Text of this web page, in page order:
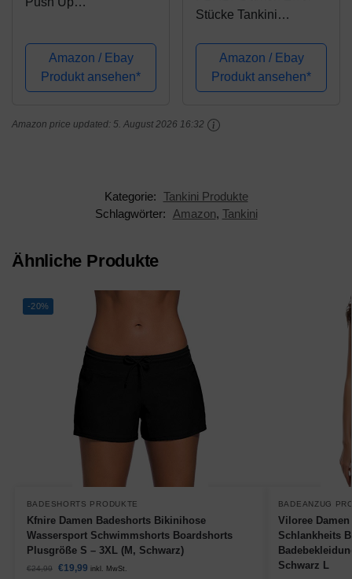
ut Out Verschiedene
Muster/Badeanzug -
f3855 Farbe:
Amazon / Ebay
Produkt ansehen*
Stücke Tankini
Geschichtet Bademode
mit Boy Legs Shorts
Rüschen Große
Badeanzug(BlackFlow
Amazon / Ebay
Produkt ansehen*
Amazon price updated: 5. August 2026 16:32
Kategorie: Tankini Produkte
Schlagwörter:
Amazon, Tankini
Ähnliche Produkte
-20%
BADESHORTS PRODUKTE
Kfnire Damen Badeshorts Bikinihose
Wassersport Schwimmshorts Boardshorts
Plusgröße S – 3XL (M, Schwarz)
€24,99 €19,99 inkl. MwSt.
BADEANZUG
Viloree
Schlankheits
Schwarz L